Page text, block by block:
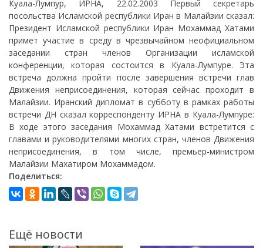
Куала-Лумпур, ИРНА, 22.02.2003 Первый секретарь
посольства Исламской республики Иран в Малайзии сказал:
Президент Исламской республики Иран Мохаммад Хатами
примет участие в среду в чрезвычайном неофициальном
заседании стран членов Организации исламской
конференции, которая состоится в Куала-Лумпуре. Эта
встреча должна пройти после завершения встречи глав
Движения неприсоединения, которая сейчас проходит в
Малайзии. Иранский дипломат в субботу в рамках работы
встречи ДН сказал корреспонденту ИРНА в Куала-Лумпуре:
В ходе этого заседания Мохаммад Хатами встретится с
главами и руководителями многих стран, членов Движения
неприсоединения, в том числе, премьер-министром
Малайзии Махатиром Мохаммадом.
Поделиться:
Ещё новости